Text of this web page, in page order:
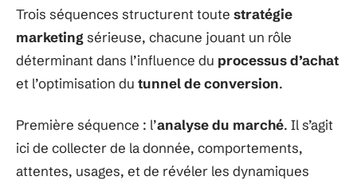
Trois séquences structurent toute stratégie
marketing sérieuse, chacune jouant un rôle
déterminant dans l’influence du processus d’achat
et l’optimisation du tunnel de conversion.
Première séquence : l’analyse du marché. Il s’agit
ici de collecter de la donnée, comportements,
attentes, usages, et de révéler les dynamiques